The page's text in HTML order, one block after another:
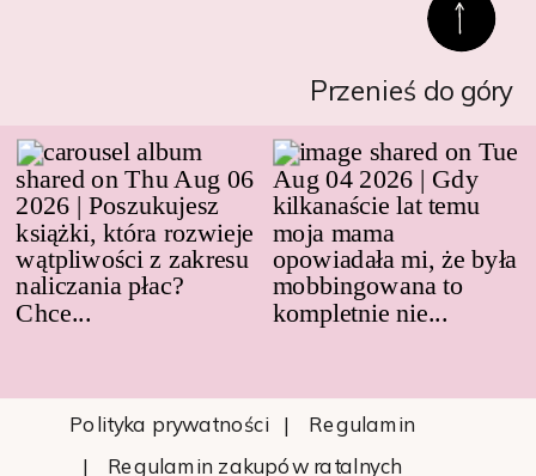
| Regulamin
Polityka prywatności
Przenieś do góry
| Regulamin zakupów ratalnych